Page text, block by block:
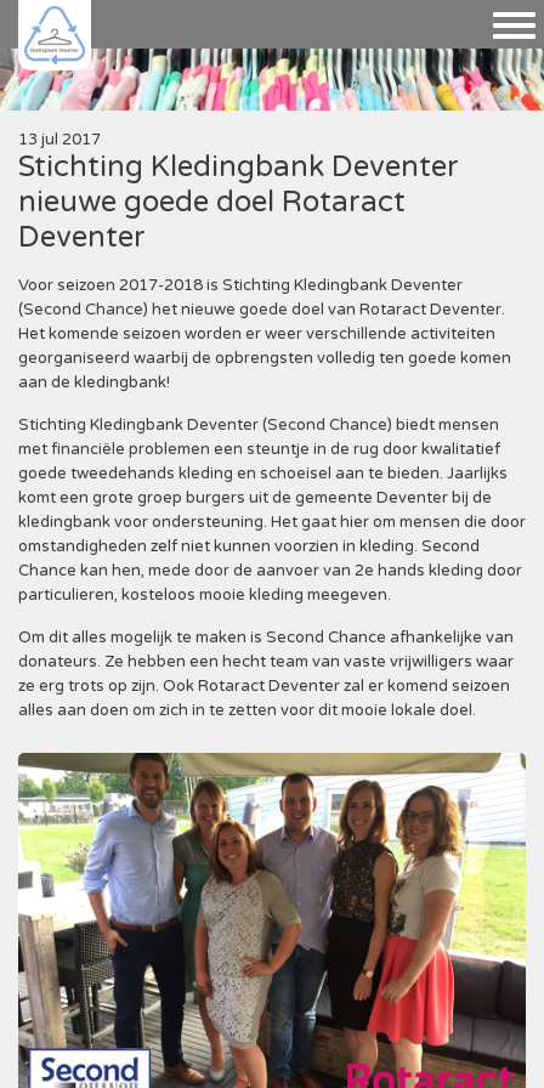
13 jul 2017
Stichting Kledingbank Deventer
nieuwe goede doel Rotaract
Deventer
Voor seizoen 2017-2018 is Stichting Kledingbank Deventer
(Second Chance) het nieuwe goede doel van Rotaract Deventer.
Het komende seizoen worden er weer verschillende activiteiten
georganiseerd waarbij de opbrengsten volledig ten goede komen
aan de kledingbank!
Stichting Kledingbank Deventer (Second Chance) biedt mensen
met financiële problemen een steuntje in de rug door kwalitatief
goede tweedehands kleding en schoeisel aan te bieden. Jaarlijks
komt een grote groep burgers uit de gemeente Deventer bij de
kledingbank voor ondersteuning. Het gaat hier om mensen die door
omstandigheden zelf niet kunnen voorzien in kleding. Second
Chance kan hen, mede door de aanvoer van 2e hands kleding door
particulieren, kosteloos mooie kleding meegeven.
Om dit alles mogelijk te maken is Second Chance afhankelijke van
donateurs. Ze hebben een hecht team van vaste vrijwilligers waar
ze erg trots op zijn. Ook Rotaract Deventer zal er komend seizoen
alles aan doen om zich in te zetten voor dit mooie lokale doel.